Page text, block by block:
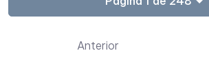
Anterior